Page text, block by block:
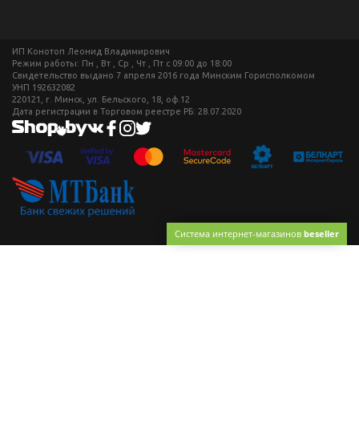
ИП Конотоп Леонид Владимирович
Режим работы: Пн , Вт , Ср , Чт , Пт c 09:00 до 18:00
Свидетельство выдано 7 апреля 2016 года Минским Горисполкомом
УНП 192632082
220121, г. Минск, ул. Бельского, 18, оф.12
Дата регистрации в Торговом реестре РБ: 28.07.2020
Система интернет-магазинов beseller